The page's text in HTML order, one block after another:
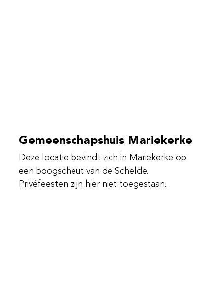
Gemeenschapshuis Mariekerke
Deze locatie bevindt zich in Mariekerke op
een boogscheut van de Schelde.
Privéfeesten zijn hier niet toegestaan.